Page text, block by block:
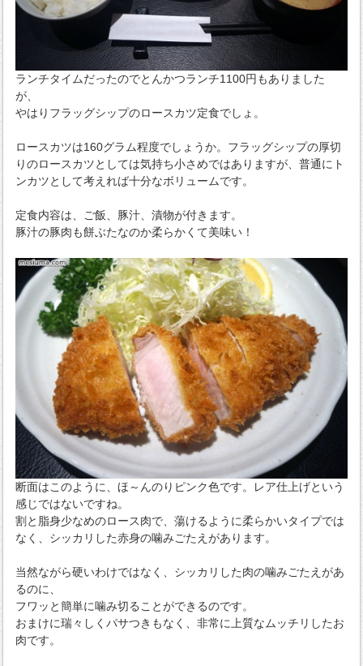
ランチタイムだったのでとんかつランチ1100円もありました
が、
やはりフラッグシップのロースカツ定食でしょ。
ロースカツは160グラム程度でしょうか。フラッグシップの厚切
りのロースカツとしては気持ち小さめではありますが、普通にト
ンカツとして考えれば十分なボリュームです。
定食内容は、ご飯、豚汁、漬物が付きます。
豚汁の豚肉も餅ぶたなのか柔らかくて美味い！
断面はこのように、ほ～んのりピンク色です。レア仕上げという
感じではないですね。
割と脂身少なめのロース肉で、蕩けるように柔らかいタイプでは
なく、シッカリした赤身の噛みごたえがあります。
当然ながら硬いわけではなく、シッカリした肉の噛みごたえがあ
るのに、
フワッと簡単に噛み切ることができるのです。
おまけに瑞々しくパサつきもなく、非常に上質なムッチリしたお
肉です。